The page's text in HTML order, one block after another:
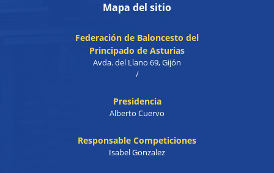
Mapa del sitio
Federación de Baloncesto del
Principado de Asturias
Avda. del Llano 69, Gijón
/
Presidencia
Alberto Cuervo
Responsable Competiciones
Isabel Gonzalez